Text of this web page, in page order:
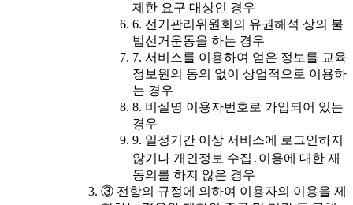
제한 요구 대상인 경우
6. 선거관리위원회의 유권해석 상의 불
법선거운동을 하는 경우
7. 서비스를 이용하여 얻은 정보를 교육
정보원의 동의 없이 상업적으로 이용하
는 경우
8. 비실명 이용자번호로 가입되어 있는
경우
9. 일정기간 이상 서비스에 로그인하지
않거나 개인정보 수집․이용에 대한 재
동의를 하지 않은 경우
③ 전항의 규정에 의하여 이용자의 이용을 제